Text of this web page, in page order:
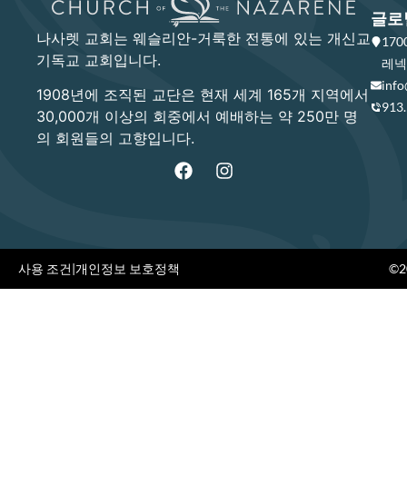
나사렛 교회는 웨슬리안-거룩한 전통에 있는 개신교
기독교 교회입니다.
1908년에 조직된 교단은 현재 세계 165개 지역에서
30,000개 이상의 회중에서 예배하는 약 250만 명
의 회원들의 고향입니다.
글로
레
사용 조건|개인정보 보호정책